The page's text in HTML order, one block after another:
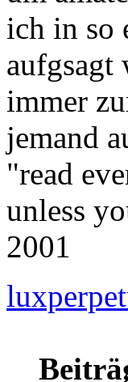
ich in so
aufgsagt
immer
jemand
"read
unless
2001